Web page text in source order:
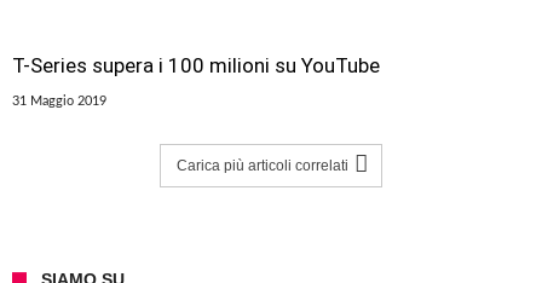
T-Series supera i 100 milioni su YouTube
31 Maggio 2019
Carica più articoli correlati